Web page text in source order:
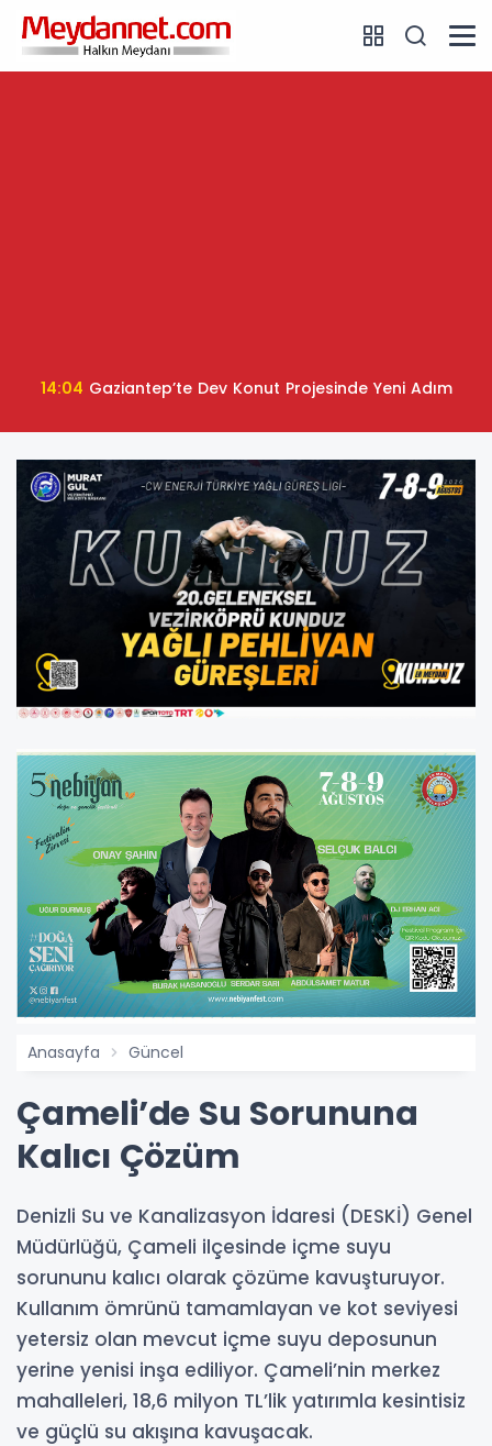
14:04 Gaziantep’te Dev Konut Projesinde Yeni Adım
Anasayfa Güncel
Çameli’de Su Sorununa
Kalıcı Çözüm
Denizli Su ve Kanalizasyon İdaresi (DESKİ) Genel
Müdürlüğü, Çameli ilçesinde içme suyu
sorununu kalıcı olarak çözüme kavuşturuyor.
Kullanım ömrünü tamamlayan ve kot seviyesi
yetersiz olan mevcut içme suyu deposunun
yerine yenisi inşa ediliyor. Çameli’nin merkez
mahalleleri, 18,6 milyon TL’lik yatırımla kesintisiz
ve güçlü su akışına kavuşacak.